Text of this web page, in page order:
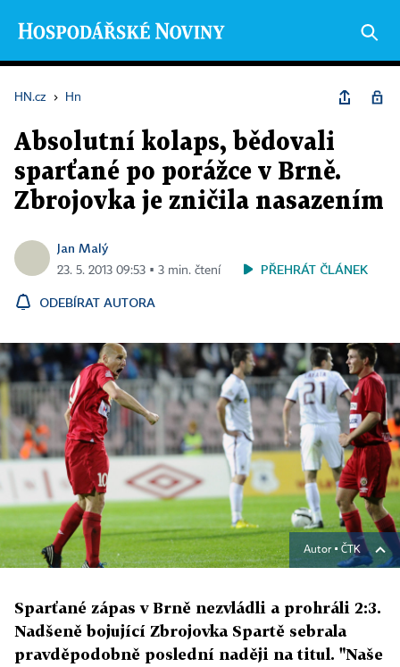
HN.cz › Hn
Absolutní kolaps, bědovali
sparťané po porážce v Brně.
Zbrojovka je zničila nasazením
Jan Malý
23. 5. 2013 09:53 ▪ 3 min. čtení PŘEHRÁT ČLÁNEK
ODEBÍRAT AUTORA
Autor ▪ ČTK
Sparťané zápas v Brně nezvládli a prohráli 2:3.
Nadšeně bojující Zbrojovka Spartě sebrala
pravděpodobně poslední naději na titul. "Naše